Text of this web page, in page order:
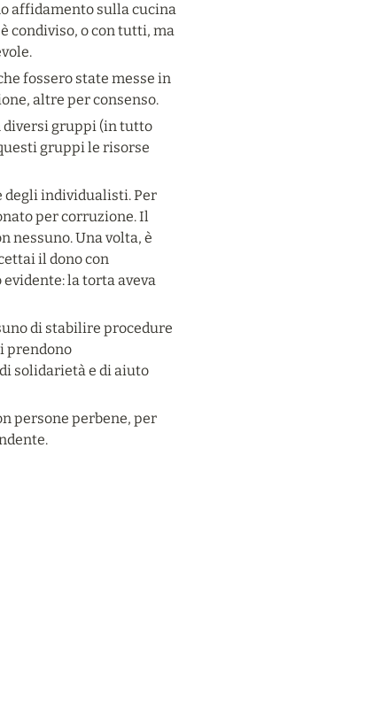
affidamento sulla cucina
condiviso, o con tutti, ma
fossero state messe in
altre per consenso.
diversi gruppi (in tutto
gruppi le risorse
degli individualisti. Per
per corruzione. Il
nessuno. Una volta, è
il dono con
la torta aveva
di stabilire procedure
prendono
solidarietà e di aiuto
persone perbene, per